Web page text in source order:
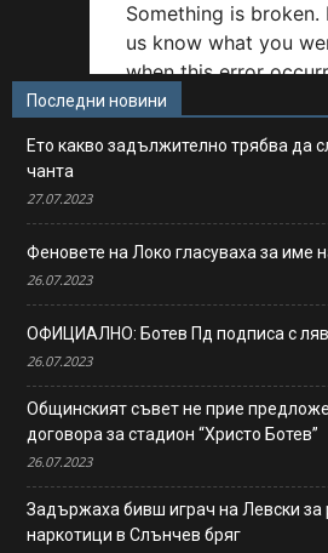
Последни новини
Ето какво задължително трябва да
чанта
27.07.2023
Феновете на Локо гласуваха за име
26.07.2023
ОФИЦИАЛНО: Ботев Пд подписа с ляв
26.07.2023
Общинският съвет не прие
договора за стадион “Христо Ботев”
26.07.2023
Задържаха бивш играч на Левски за
наркотици в Слънчев бряг